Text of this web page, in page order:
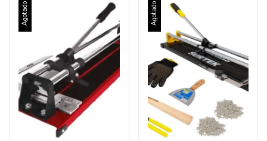
Agotado Agotado